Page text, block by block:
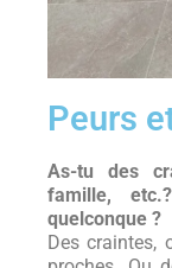
Peurs
As-tu des
famille,
quelconque ?
Des craintes,